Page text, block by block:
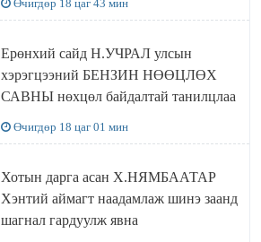
Өчигдөр 18 цаг 43 мин
Ерөнхий сайд Н.УЧРАЛ улсын
хэрэгцээний БЕНЗИН НӨӨЦЛӨХ
САВНЫ нөхцөл байдалтай танилцлаа
Өчигдөр 18 цаг 01 мин
Хотын дарга асан Х.НЯМБААТАР
Хэнтий аймагт наадамлаж шинэ заанд
шагнал гардуулж явна